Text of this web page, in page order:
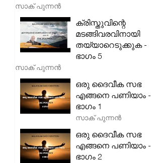
സാക് പുന്നൻ
ക്രിസ്തുവിന്റെ
മടങ്ങിവരവിനായി
തയ്യാറെടുക്കുക -
ഭാഗം 5
സാക് പുന്നൻ
ഒരു ദൈവീക സഭ
എങ്ങനെ പണിയാം -
ഭാഗം 1
സാക് പുന്നൻ
ഒരു ദൈവീക സഭ
എങ്ങനെ പണിയാം -
ഭാഗം 2